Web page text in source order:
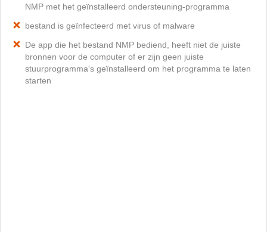
NMP met het geïnstalleerd ondersteuning-programma
bestand is geïnfecteerd met virus of malware
De app die het bestand NMP bediend, heeft niet de juiste
bronnen voor de computer of er zijn geen juiste
stuurprogramma's geïnstalleerd om het programma te laten
starten